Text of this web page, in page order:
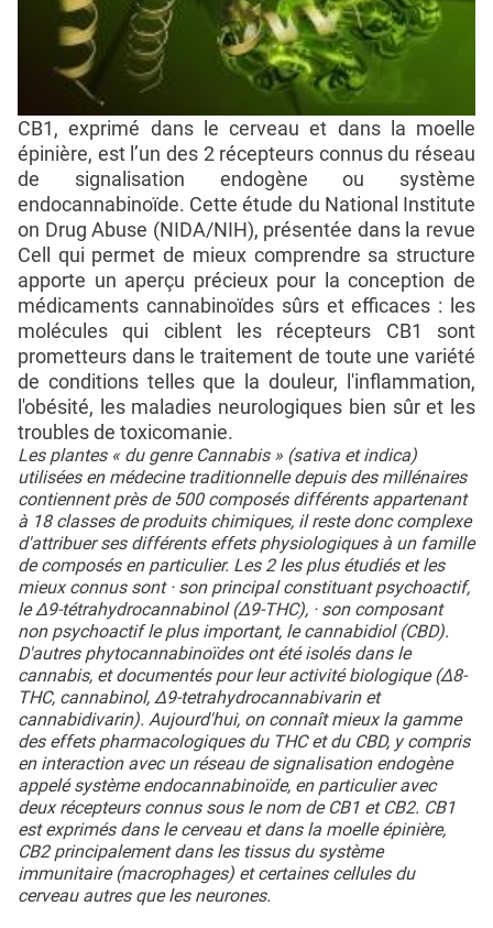
CB1, exprimé dans le cerveau et dans la moelle
épinière, est l’un des 2 récepteurs connus du réseau
de signalisation endogène ou système
endocannabinoïde. Cette étude du National Institute
on Drug Abuse (NIDA/NIH), présentée dans la revue
Cell qui permet de mieux comprendre sa structure
apporte un aperçu précieux pour la conception de
médicaments cannabinoïdes sûrs et efficaces : les
molécules qui ciblent les récepteurs CB1 sont
prometteurs dans le traitement de toute une variété
de conditions telles que la douleur, l'inflammation,
l'obésité, les maladies neurologiques bien sûr et les
troubles de toxicomanie.
Les plantes « du genre Cannabis » (sativa et indica)
utilisées en médecine traditionnelle depuis des millénaires
contiennent près de 500 composés différents appartenant
à 18 classes de produits chimiques, il reste donc complexe
d'attribuer ses différents effets physiologiques à un famille
de composés en particulier. Les 2 les plus étudiés et les
mieux connus sont · son principal constituant psychoactif,
le Δ9-tétrahydrocannabinol (Δ9-THC), · son composant
non psychoactif le plus important, le cannabidiol (CBD).
D'autres phytocannabinoïdes ont été isolés dans le
cannabis, et documentés pour leur activité biologique (Δ8-
THC, cannabinol, Δ9-tetrahydrocannabivarin et
cannabidivarin). Aujourd'hui, on connaît mieux la gamme
des effets pharmacologiques du THC et du CBD, y compris
en interaction avec un réseau de signalisation endogène
appelé système endocannabinoïde, en particulier avec
deux récepteurs connus sous le nom de CB1 et CB2. CB1
est exprimés dans le cerveau et dans la moelle épinière,
CB2 principalement dans les tissus du système
immunitaire (macrophages) et certaines cellules du
cerveau autres que les neurones.